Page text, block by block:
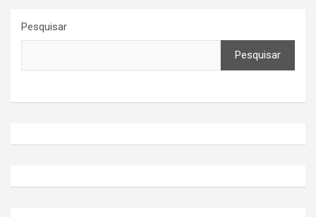
Pesquisar
Pesquisar